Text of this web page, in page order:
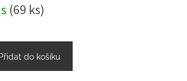
(69 ks)
Přidat do košíku